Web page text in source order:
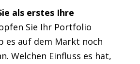
als erstes Ihre
Sie Ihr Portfolio
es auf dem Markt noch
Welchen Einfluss es hat,